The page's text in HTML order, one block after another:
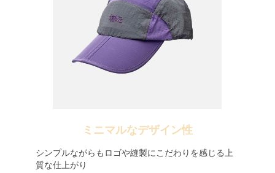
ミニマルなデザイン性
シンプルながらもロゴや縫製にこだわりを感じる上
質な仕上がり